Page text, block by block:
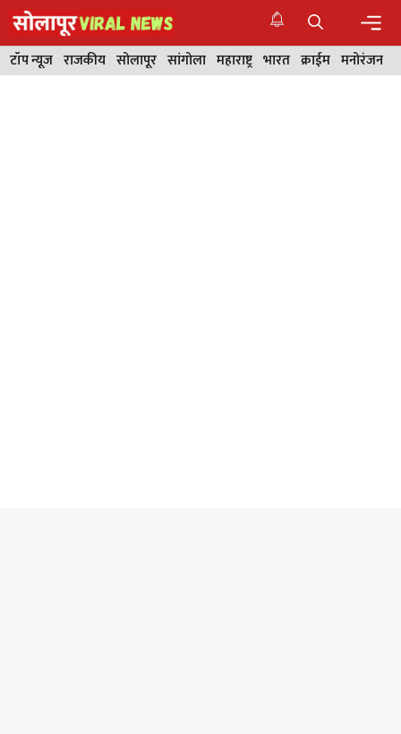
Skip
to
content
टॉप न्यूज राजकीय सोलापूर सांगोला महाराष्ट्र भारत क्राईम मनोरंजन